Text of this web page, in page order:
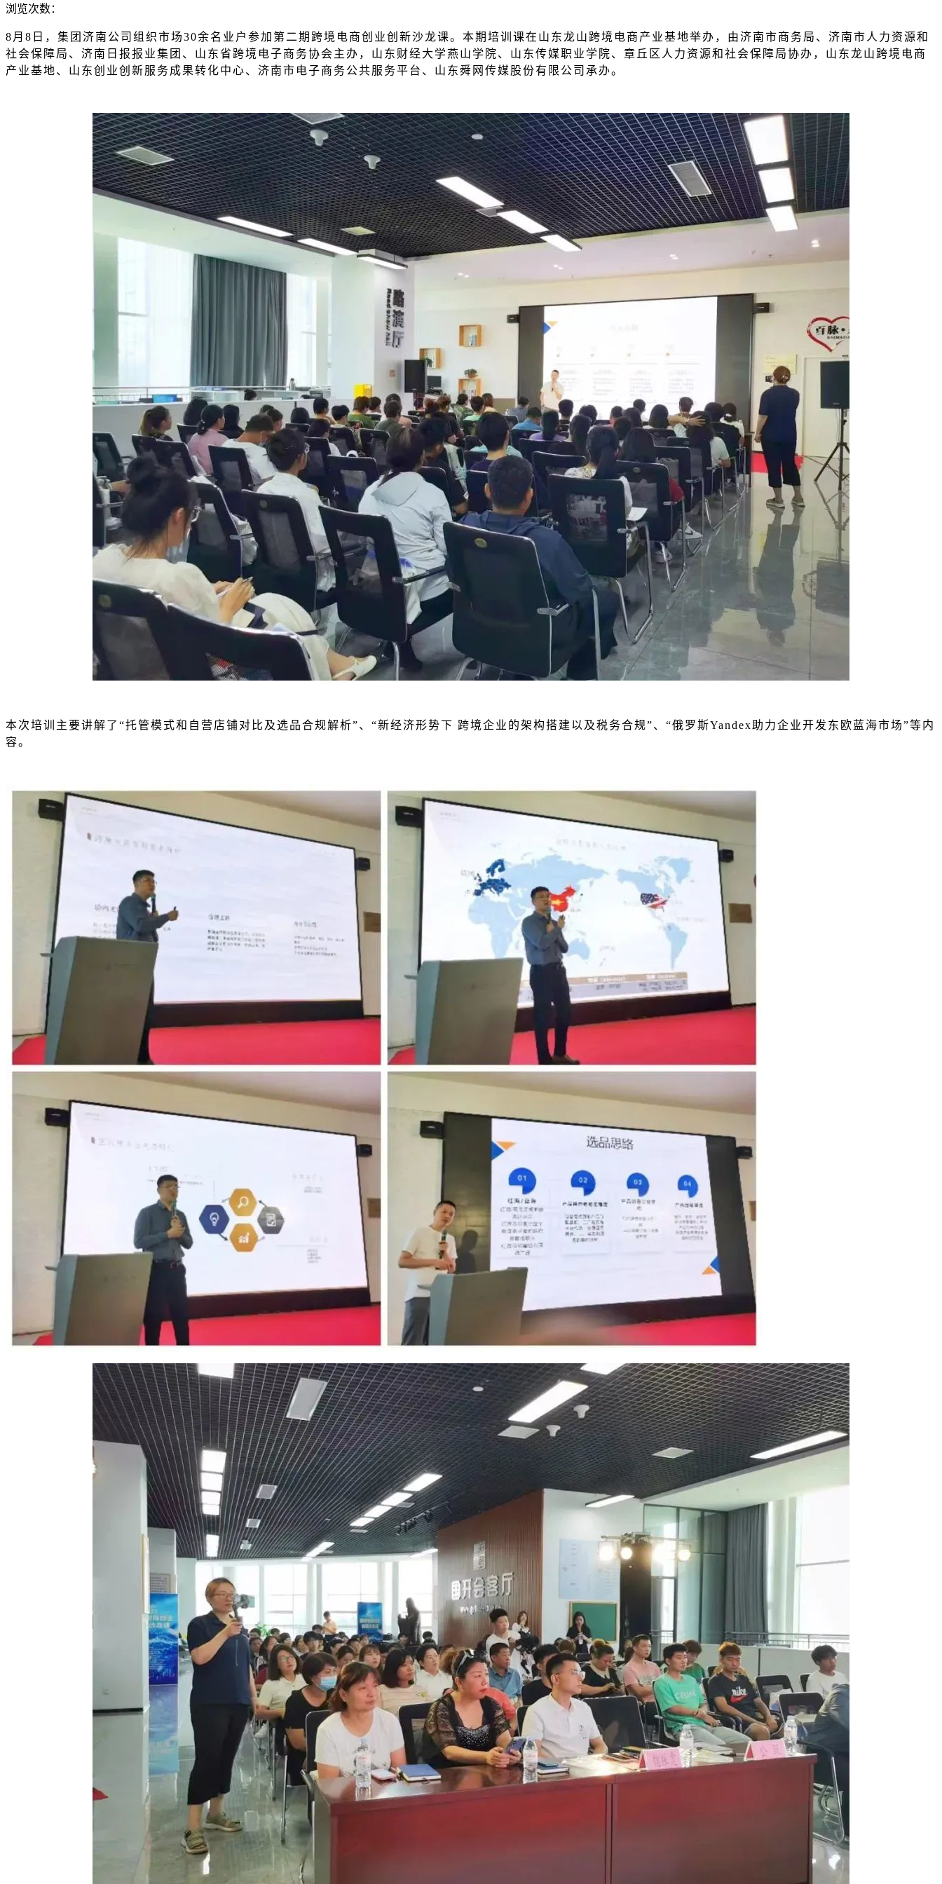
浏览次数：
8月8日，集团济南公司组织市场30余名业户参加第二期跨境电商创业创新沙龙课。本期培训课在山东龙山跨境电商产业基地举办，由济南市商务局、济南市人力资源和
社会保障局、济南日报报业集团、山东省跨境电子商务协会主办，山东财经大学燕山学院、山东传媒职业学院、章丘区人力资源和社会保障局协办，山东龙山跨境电商
产业基地、山东创业创新服务成果转化中心、济南市电子商务公共服务平台、山东舜网传媒股份有限公司承办。
本次培训主要讲解了“托管模式和自营店铺对比及选品合规解析”、“新经济形势下 跨境企业的架构搭建以及税务合规”、“俄罗斯Yandex助力企业开发东欧蓝海市场”等内
容。